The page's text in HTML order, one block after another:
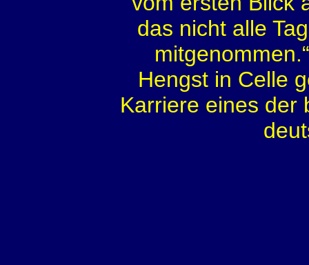
das nicht alle
Hengst in Celle
Karriere eines der